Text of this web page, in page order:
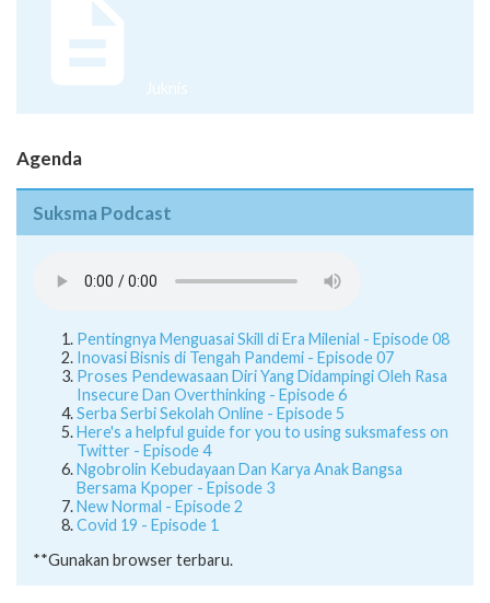
Juknis
Agenda
Suksma Podcast
Pentingnya Menguasai Skill di Era Milenial - Episode 08
Inovasi Bisnis di Tengah Pandemi - Episode 07
Proses Pendewasaan Diri Yang Didampingi Oleh Rasa
Insecure Dan Overthinking - Episode 6
Serba Serbi Sekolah Online - Episode 5
Here's a helpful guide for you to using suksmafess on
Twitter - Episode 4
Ngobrolin Kebudayaan Dan Karya Anak Bangsa
Bersama Kpoper - Episode 3
New Normal - Episode 2
Covid 19 - Episode 1
**Gunakan browser terbaru.